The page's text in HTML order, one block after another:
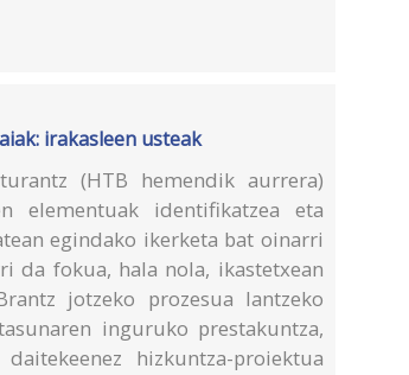
irakasleen usteak
(HTB hemendik aurrera)
elementuak identifikatzea eta
egindako ikerketa bat oinarri
da fokua, hala nola, ikastetxean
jotzeko prozesua lantzeko
inguruko prestakuntza,
hizkuntza-proiektua